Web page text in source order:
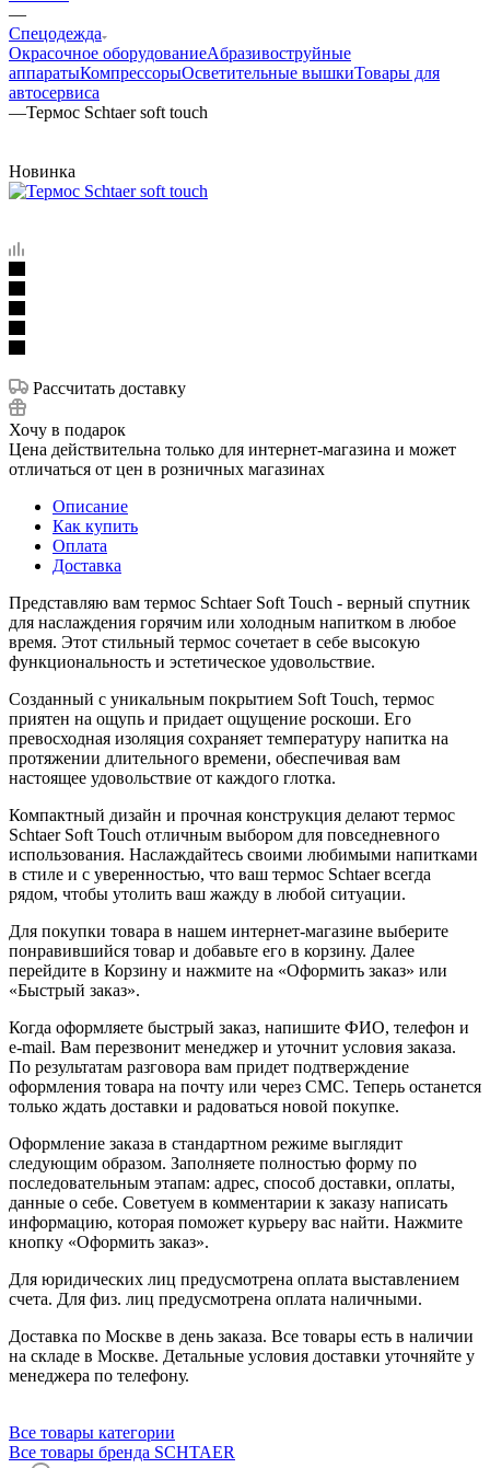
—
Спецодежда
Окрасочное оборудованиеAбразивоструйные
аппаратыКомпрессорыОсветительные вышкиТовары для
автосервиса
—Термос Schtaer soft touch
Новинка
Рассчитать доставку
Хочу в подарок
Цена действительна только для интернет-магазина и может
отличаться от цен в розничных магазинах
Описание
Как купить
Оплата
Доставка
Представляю вам термос Schtaer Soft Touch - верный спутник
для наслаждения горячим или холодным напитком в любое
время. Этот стильный термос сочетает в себе высокую
функциональность и эстетическое удовольствие.
Созданный с уникальным покрытием Soft Touch, термос
приятен на ощупь и придает ощущение роскоши. Его
превосходная изоляция сохраняет температуру напитка на
протяжении длительного времени, обеспечивая вам
настоящее удовольствие от каждого глотка.
Компактный дизайн и прочная конструкция делают термос
Schtaer Soft Touch отличным выбором для повседневного
использования. Наслаждайтесь своими любимыми напитками
в стиле и с уверенностью, что ваш термос Schtaer всегда
рядом, чтобы утолить ваш жажду в любой ситуации.
Для покупки товара в нашем интернет-магазине выберите
понравившийся товар и добавьте его в корзину. Далее
перейдите в Корзину и нажмите на «Оформить заказ» или
«Быстрый заказ».
Когда оформляете быстрый заказ, напишите ФИО, телефон и
e-mail. Вам перезвонит менеджер и уточнит условия заказа.
По результатам разговора вам придет подтверждение
оформления товара на почту или через СМС. Теперь останется
только ждать доставки и радоваться новой покупке.
Оформление заказа в стандартном режиме выглядит
следующим образом. Заполняете полностью форму по
последовательным этапам: адрес, способ доставки, оплаты,
данные о себе. Советуем в комментарии к заказу написать
информацию, которая поможет курьеру вас найти. Нажмите
кнопку «Оформить заказ».
Для юридических лиц предусмотрена оплата выставлением
счета. Для физ. лиц предусмотрена оплата наличными.
Доставка по Москве в день заказа. Все товары есть в наличии
на складе в Москве. Детальные условия доставки уточняйте у
менеджера по телефону.
Все товары категории
Все товары бренда SCHTAER